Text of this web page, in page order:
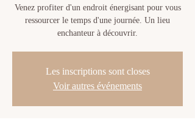
Venez profiter d'un endroit énergisant pour vous
ressourcer le temps d'une journée. Un lieu
enchanteur à découvrir.
Les inscriptions sont closes
Voir autres événements